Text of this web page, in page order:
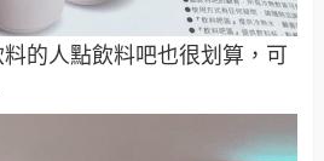
的人點飲料吧也很划算，可